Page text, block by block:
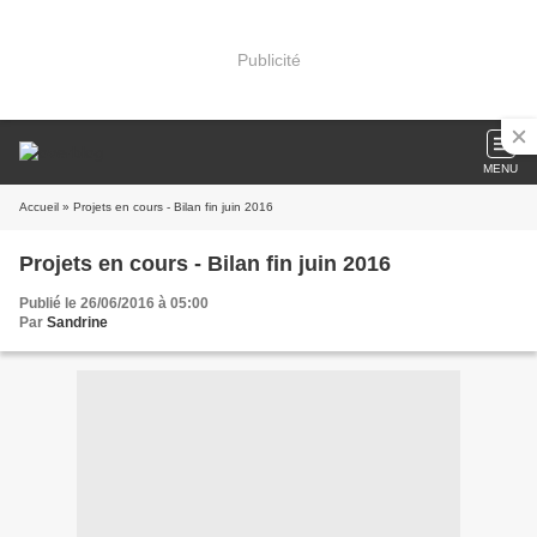
Publicité
MENU
Accueil » Projets en cours - Bilan fin juin 2016
Projets en cours - Bilan fin juin 2016
Publié le 26/06/2016 à 05:00
Par Sandrine